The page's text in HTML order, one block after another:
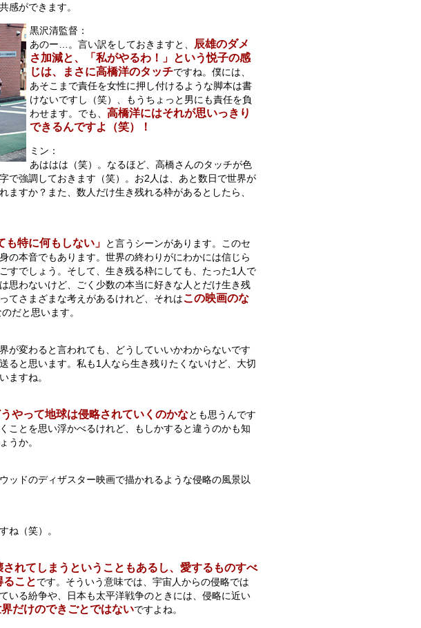
感ができます。
黒沢清監督：
あのー…。言い訳をしておきますと、
辰雄のダメ
さ加減と、「私がやるわ！」という悦子の感
じは、まさに高橋洋のタッチですね。僕には、
あそこまで責任を女性に押し付けるような脚本は書
けないですし（笑）、もうちょっと男にも責任を負
わせます。でも、 高橋洋にはそれが思いっきり
できるんですよ（笑）！
ミン：
あははは（笑）。なるほど、高橋さんのタッチが色
で強調しておきます（笑）。お2人は、あと数日で世界が
ますか？また、数人だけ生き残れる枠があるとしたら、
も特に何もしない」
と言うシーンがあります。このセ
の本音でもあります。世界の終わりがにわかには信じら
すでしょう。そして、生き残る枠にしても、たった1人で
思わないけど、ごく少数の本当に好きな人とだけ生き残
てさまざまな考えがあるけれど、それはこの映画のな
だと思います。
が変わると言われても、どうしていいかわからないです
ると思います。私も1人なら生き残りたくないけど、大切
ますね。
うやって地球は侵略されていくのかなとも思うんです
ことを思い浮かべるけれど、もしかすると違うのかも知
うか。
ッドのディザスター映画で描かれるような侵略の風景以
ね（笑）。
れてしまうということもあるし、愛するものすべ
ことです。そういう意味では、宇宙人からの侵略では
いる紛争や、日本も太平洋戦争のときには、侵略に近い
だけのできごとではないですよね。